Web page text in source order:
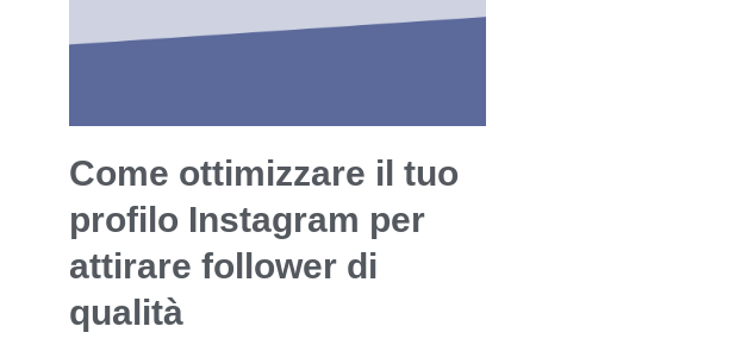
Come ottimizzare il tuo
profilo Instagram per
attirare follower di
qualità